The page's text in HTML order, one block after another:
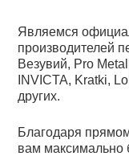
Являемся
производителей
Везувий, Pro
INVICTA, Kratki,
других.
Благодаря
вам максимально